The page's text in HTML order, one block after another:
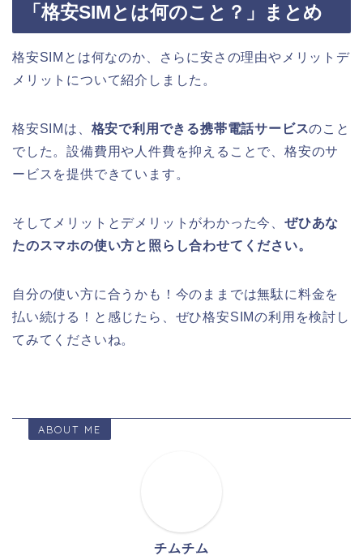
「格安SIMとは何のこと？」まとめ
格安SIMとは何なのか、さらに安さの理由やメリットデ
メリットについて紹介しました。
格安SIMは、 格安で利用できる携帯電話サービスのこと
でした。設備費用や人件費を抑えることで、格安のサ
ービスを提供できています。
そしてメリットとデメリットがわかった今、 ぜひあな
たのスマホの使い方と照らし合わせてください。
自分の使い方に合うかも！今のままでは無駄に料金を
払い続ける！と感じたら、ぜひ格安SIMの利用を検討し
てみてくださいね。
ABOUT ME
チムチム